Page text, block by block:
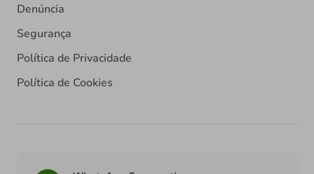
Denúncia
Segurança
Política de Privacidade
Política de Cookies